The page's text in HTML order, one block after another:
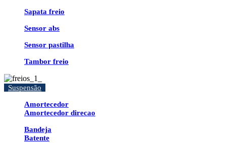
Sapata freio
Sensor abs
Sensor pastilha
Tambor freio
Suspensão
Amortecedor
Amortecedor direcao
Bandeja
Batente